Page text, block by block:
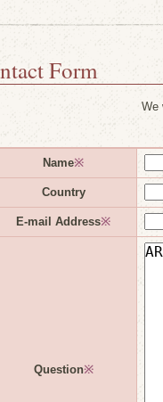
Form
We
Name※
Country
E-mail Address※
Question※